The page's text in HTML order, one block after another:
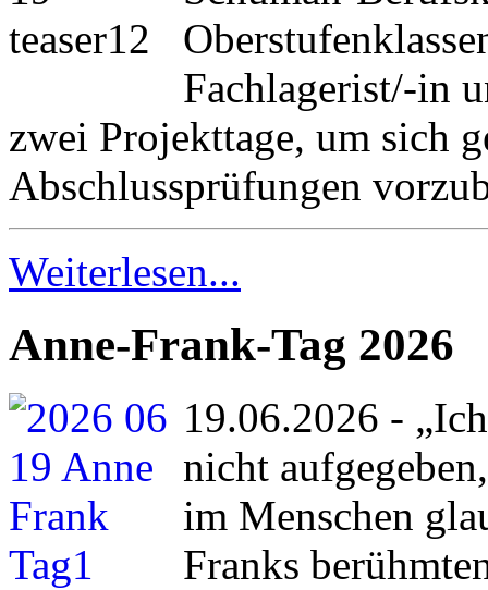
Fachlagerist/-in
zwei Projekttage, um sich
Abschlussprüfungen
Weiterlesen...
Anne-Frank-Tag 2026
19.06.2026 -
nicht
im Menschen
Franks